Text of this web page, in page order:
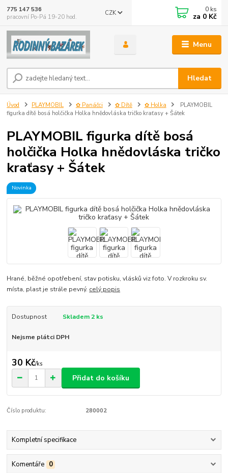
Menu
CZK
Hledat
775 147 536
pracovní Po-Pá 19-20 hod.
0 ks
za 0 Kč
Úvod PLAYMOBIL ✿ Panáčci ✿ Dítě ✿ Holka
PLAYMOBIL
figurka dítě bosá holčička Holka hnědovláska tričko kraťasy + Šátek
PLAYMOBIL figurka dítě bosá
holčička Holka hnědovláska tričko
kraťasy + Šátek
Novinka
Hrané, běžné opotřebení, stav potisku, vlásků viz foto. V rozkroku sv.
místa, plast je strále pevný. celý popis
Dostupnost Skladem 2 ks
Nejsme plátci DPH
30 Kč/ks
Přidat do košíku
Číslo produktu: 280002
Kompletní specifikace
Komentáře 0